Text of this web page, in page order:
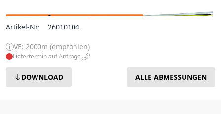
Artikel-Nr: 26010104
VE: 2000m (empfohlen)
Liefertermin auf Anfrage
DOWNLOAD ALLE ABMESSUNGEN